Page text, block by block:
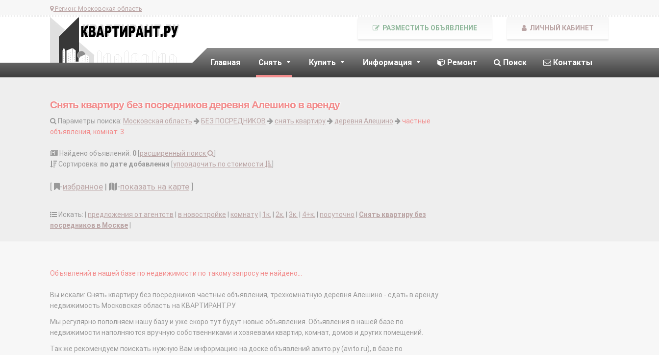
Регион: Московская область
Главная Снять Купить Информация Ремонт Поиск Контакты
РАЗМЕСТИТЬ ОБЪЯВЛЕНИЕ ЛИЧНЫЙ КАБИНЕТ
Снять квартиру без посредников деревня Алешино в аренду
Параметры поиска: Московская область БЕЗ ПОСРЕДНИКОВ снять квартиру деревня Алешино
частные
объявления, комнат: 3
Найдено объявлений: 0 расширенный поиск
Сортировка: по дате добавления упорядочить по стоимости
-избранное | -показать на карте
Искать: | предложения от агентств в новостройке комнату 1к. 2к. 3к. 4+к. посуточно
Снять квартиру без
посредников в Москве
Объявлений в нашей базе по недвижимости по такому запросу не найдено...
Вы искали: Снять квартиру без посредников частные объявления, трехкомнатную деревня Алешино - сдать в аренду
недвижимость Московская область на КВАРТИРАНТ.РУ
Мы регулярно пополняем нашу базу и уже скоро тут будут новые объявления. Объявления в нашей базе по
недвижимости наполняются вручную собственниками и хозяевами квартир, комнат, домов и других помещений.
Так же рекомендуем поискать нужную Вам информацию на доске объявлений авито.ру (avito.ru), в базе по